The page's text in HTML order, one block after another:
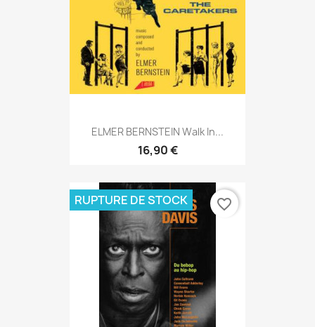
ELMER BERNSTEIN Walk In...
16,90 €
RUPTURE DE STOCK favorite_border